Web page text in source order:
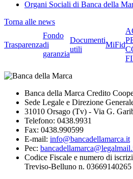
Organi Sociali di Banca della
Torna alle news
Trasparenza
Fondo
di
garanzia
Documenti
utili
MiFid
Banca della Marca Credito
Sede Legale e Direzione
31010 Orsago (Tv) - Via G.
Telefono: 0438.9931
Fax: 0438.990599
E-mail: info@bancadellamarca.it
Pec:
Codice Fiscale e numero di
Treviso-Belluno n. 03669140265